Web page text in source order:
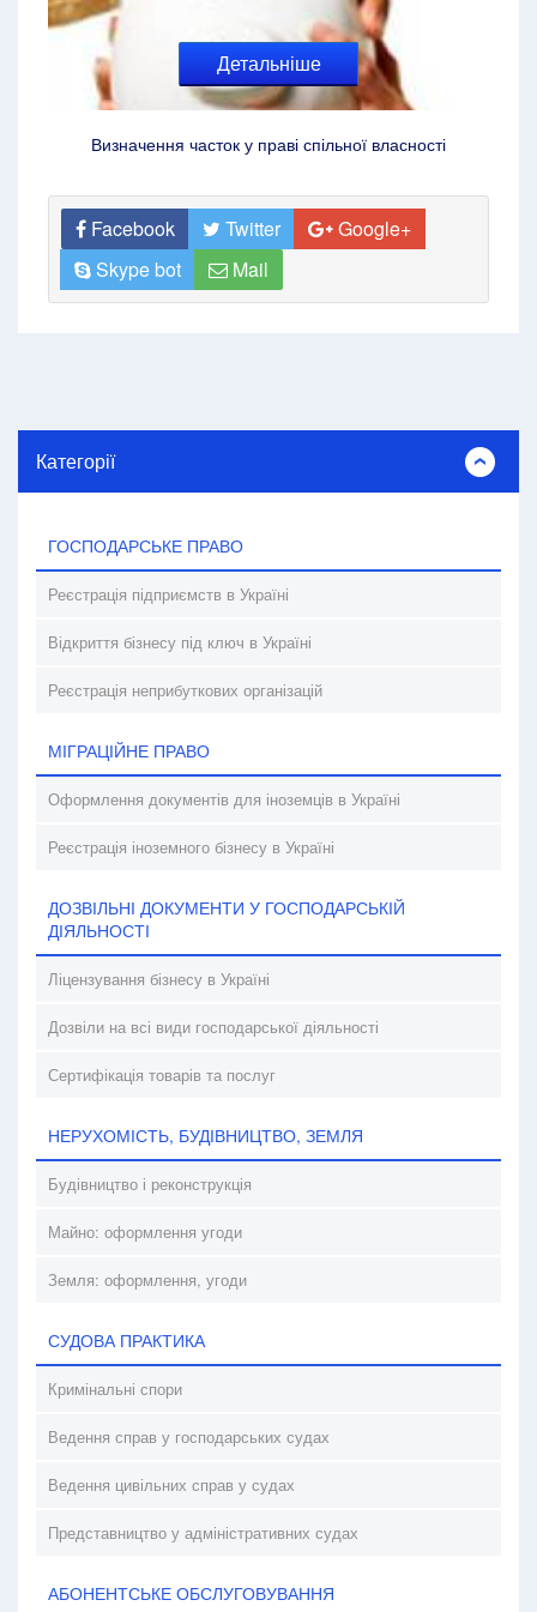
Детальніше
Визначення часток у праві спільної власності
Facebook Twitter
Google+
Skype bot
Mail
Категорії
ГОСПОДАРСЬКЕ ПРАВО
Реєстрація підприємств в Україні
Відкриття бізнесу під ключ в Україні
Реєстрація неприбуткових організацій
МІГРАЦІЙНЕ ПРАВО
Оформлення документів для іноземців в Україні
Реєстрація іноземного бізнесу в Україні
ДОЗВІЛЬНІ ДОКУМЕНТИ У ГОСПОДАРСЬКІЙ
ДІЯЛЬНОСТІ
Ліцензування бізнесу в Україні
Дозвіли на всі види господарської діяльності
Сертифікація товарів та послуг
НЕРУХОМІСТЬ, БУДІВНИЦТВО, ЗЕМЛЯ
Будівництво і реконструкція
Майно: оформлення угоди
Земля: оформлення, угоди
СУДОВА ПРАКТИКА
Кримінальні спори
Ведення справ у господарських судах
Ведення цивільних справ у судах
Представництво у адміністративних судах
АБОНЕНТСЬКЕ ОБСЛУГОВУВАННЯ